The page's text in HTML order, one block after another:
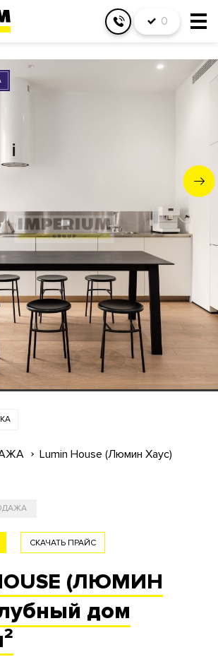
0
Lumin House (Люмин Хаус)
СКАЧАТЬ ПРАЙС
(ЛЮМИН
дом